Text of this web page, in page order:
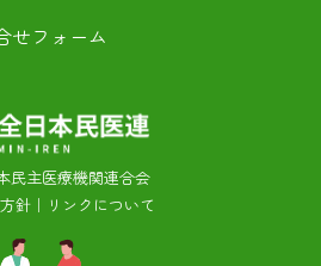
せフォーム
民主医療機関連合会
針 ｜ リンクについて